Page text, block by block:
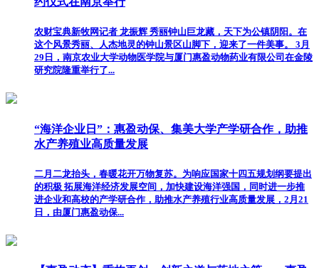
农财宝典新牧网记者 龙振辉 秀丽钟山巨龙藏，天下为公镇阴阳。在
这个风景秀丽、人杰地灵的钟山景区山脚下，迎来了一件美事。 3月
29日，南京农业大学动物医学院与厦门惠盈动物药业有限公司在金陵
研究院隆重举行了...
“海洋企业日”：惠盈动保、集美大学产学研合作，助推
水产养殖业高质量发展
二月二龙抬头，春暖花开万物复苏。为响应国家十四五规划纲要提出
的积极 拓展海洋经济发展空间，加快建设海洋强国，同时进一步推
进企业和高校的产学研合作，助推水产养殖行业高质量发展，2月21
日，由厦门惠盈动保...